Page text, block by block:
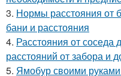
3. Нормы расстояния от
бани и расстояния
4. Расстояния от
расстояний от забора и
5. Ямобур своими